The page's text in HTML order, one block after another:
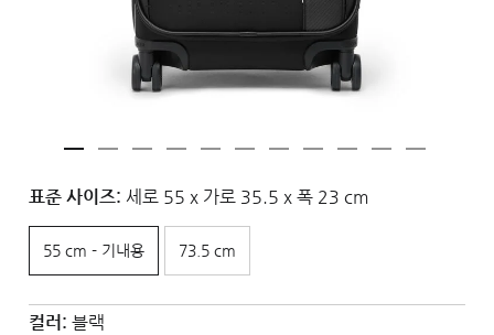
표준 사이즈: 세로 55 x 가로 35.5 x 폭 23 cm
55 cm - 기내용 73.5 cm
컬러: 블랙